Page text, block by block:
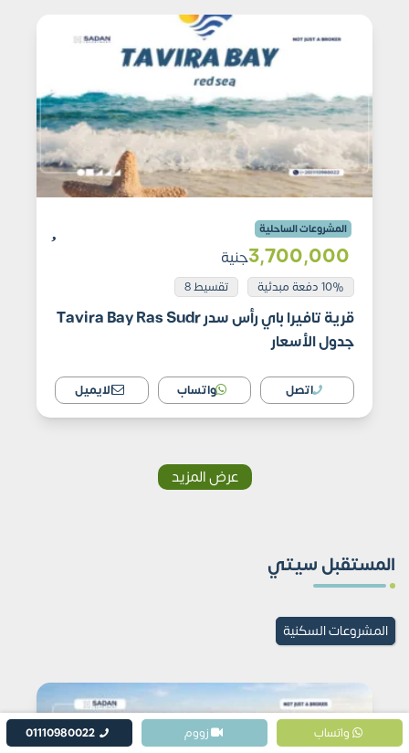
المشروعات الساحلية
3٬700٬000جنية
10% دفعة مبدئية تقسيط 8
قرية تافيرا باي رأس سدر Tavira Bay Ras Sudr
جدول الأسعار
اتصل واتساب الايميل
عرض المزيد
المستقبل سيتي
المشروعات السكنية
واتساب 01110980022 زووم